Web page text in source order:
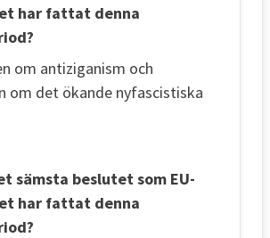
har fattat denna
om antiziganism och
om det ökande nyfascistiska
sämsta beslutet som EU-
har fattat denna